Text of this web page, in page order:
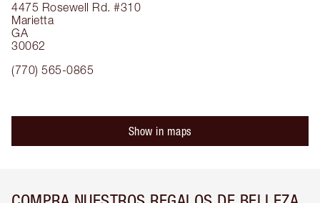
4475 Rosewell Rd. #310
Marietta
GA
30062
(770) 565-0865
Show in maps